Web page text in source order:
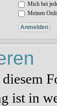
Mich bei
Meinen
ist in